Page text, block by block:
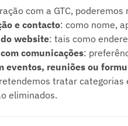
com a GTC,
e contacto: como nome,
website: tais como
comunicações:
eventos, reuniões ou
tratar
eliminados.